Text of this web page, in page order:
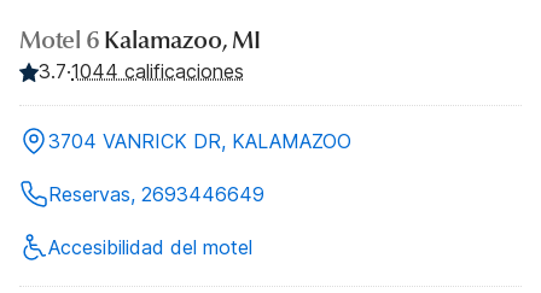
Motel 6 Kalamazoo, MI
3.7·1044 calificaciones
3704 VANRICK DR, KALAMAZOO
Reservas, 2693446649
Accesibilidad del motel